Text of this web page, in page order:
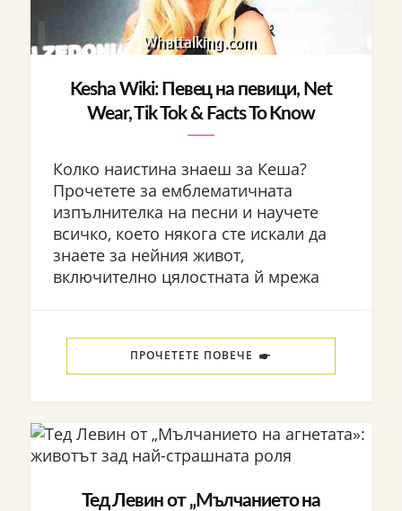
Kesha Wiki: Певец на певици, Net
Wear, Tik Tok & Facts To Know
Колко наистина знаеш за Кеша?
Прочетете за емблематичната
изпълнителка на песни и научете
всичко, което някога сте искали да
знаете за нейния живот,
включително цялостната й мрежа
ПРОЧЕТЕТЕ ПОВЕЧЕ
Тед Левин от „Мълчанието на